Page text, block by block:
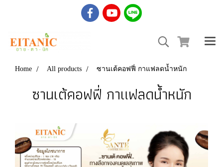
Home All products ซานเต้คอฟฟี่ กาแฟลดน้ำหนัก
ซานเต้คอฟฟี่ กาแฟลดน้ำหนัก